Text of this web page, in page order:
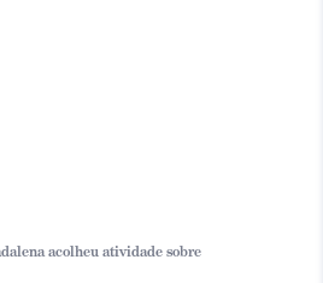
acolheu atividade sobre